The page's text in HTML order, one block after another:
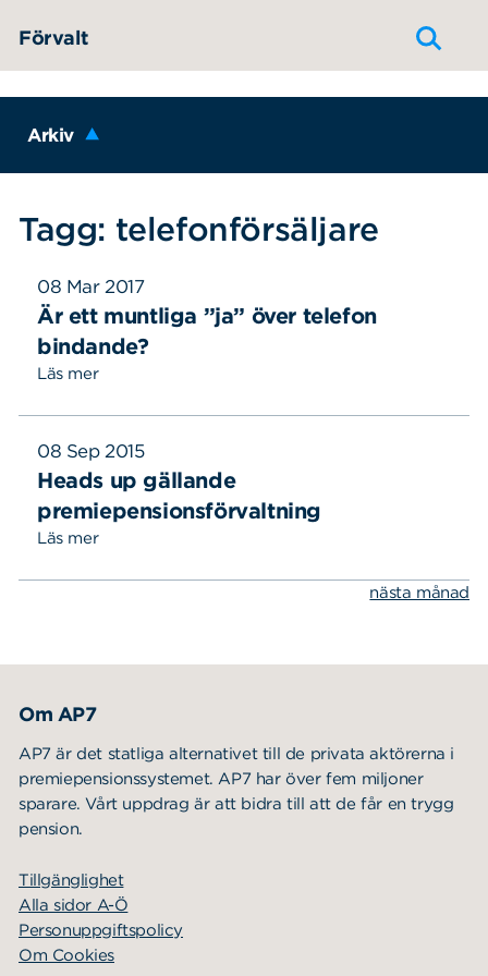
Förvalt
Arkiv
Tagg: telefonförsäljare
08 Mar 2017
Är ett muntliga ”ja” över telefon
bindande?
Läs mer
08 Sep 2015
Heads up gällande
premiepensionsförvaltning
Läs mer
nästa månad
Om AP7
AP7 är det statliga alternativet till de privata aktörerna i
premiepensionssystemet. AP7 har över fem miljoner
sparare. Vårt uppdrag är att bidra till att de får en trygg
pension.
Tillgänglighet
Alla sidor A-Ö
Personuppgiftspolicy
Om Cookies